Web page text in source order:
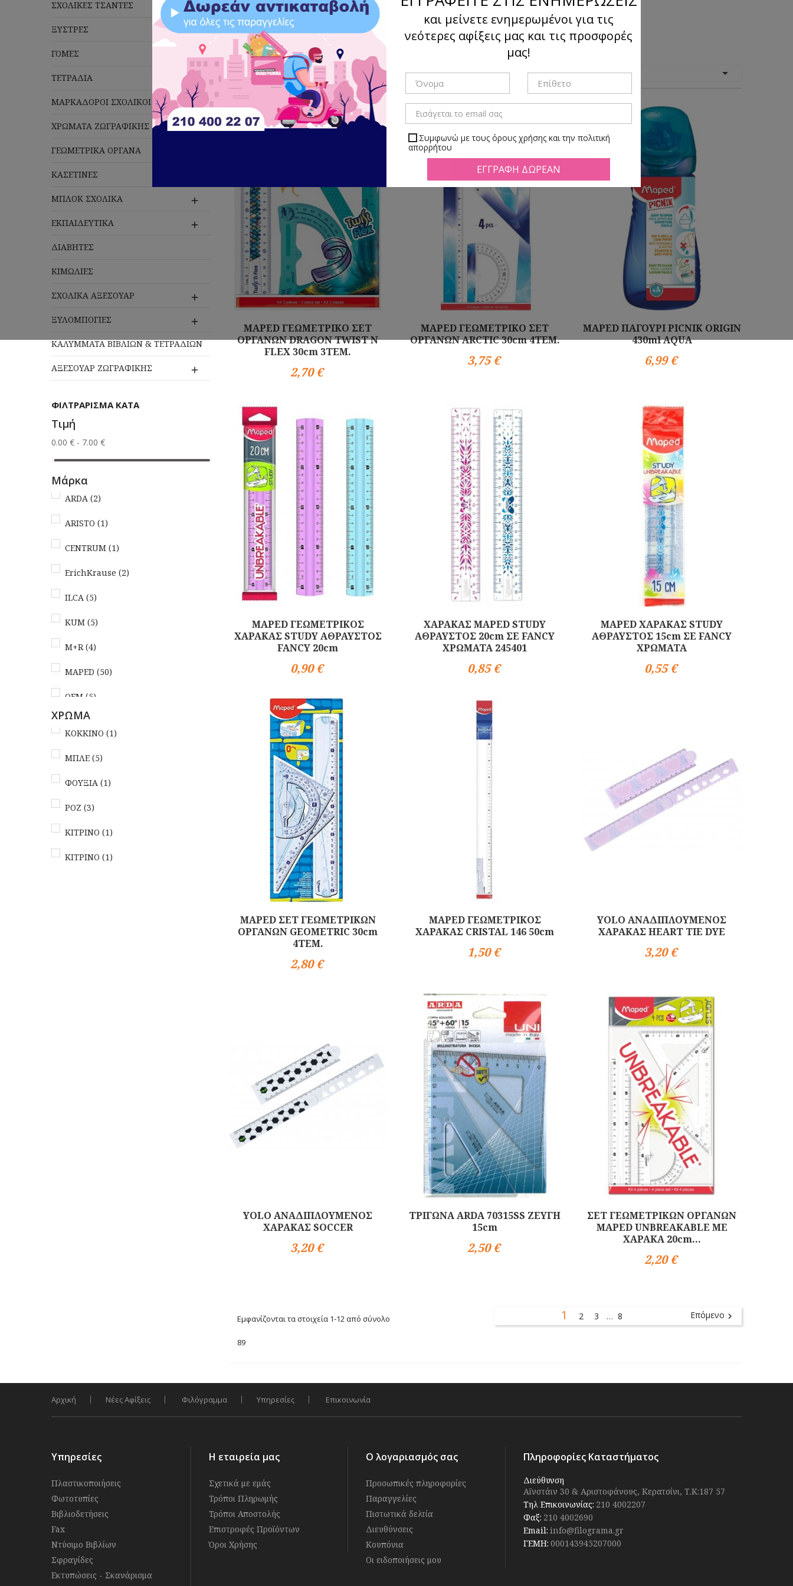
ΣΧΟΛΙΚΕΣ ΤΣΑΝΤΕΣ 
ΞΥΣΤΡΕΣ 
ΓΟΜΕΣ 
ΤΕΤΡΑΔΙΑ 
ΜΑΡΚΑΔΟΡΟΙ ΣΧΟΛΙΚΟΙ 
ΧΡΩΜΑΤΑ ΖΩΓΡΑΦΙΚΗΣ 
ΓΕΩΜΕΤΡΙΚΑ ΟΡΓΑΝΑ
ΚΑΣΕΤΙΝΕΣ
ΜΠΛΟΚ ΣΧΟΛΙΚΑ 
ΕΚΠΑΙΔΕΥΤΙΚΑ 
ΔΙΑΒΗΤΕΣ
ΚΙΜΩΛΙΕΣ
ΣΧΟΛΙΚΑ ΑΞΕΣΟΥΑΡ 
ΞΥΛΟΜΠΟΓΙΕΣ 
ΚΑΛΥΜΜΑΤΑ ΒΙΒΛΙΩΝ & ΤΕΤΡΑΔΙΩΝ
ΑΞΕΣΟΥΑΡ ΖΩΓΡΑΦΙΚΗΣ 
ΦΙΛΤΡΆΡΙΣΜΑ ΚΑΤΆ
Τιμή
0.00 € - 7.00 €
Μάρκα
ARDA (2)
ARISTO (1)
CENTRUM (1)
ErichKrause (2)
ILCA (5)
KUM (5)
M+R (4)
MAPED (50)
OEM (5)
PELIKAN
ΧΡΩΜΑ
ΚΟΚΚΙΝΟ (1)
ΜΠΛΕ (5)
ΦΟΥΞΙΑ (1)
ΡΟΖ (3)
ΚΙΤΡΙΝΟ (1)
KITΡΙΝΟ (1)
Πλέγμα Λίστα Υπάρχουν 89 προϊόντα.
κατά:

MAPED ΓΕΩΜΕΤΡΙΚΟ ΣΕΤ
ΟΡΓΑΝΩΝ DRAGON TWIST N
FLEX 30cm 3TEM.
2,70 €
MAPED ΓΕΩΜΕΤΡΙΚΟ ΣΕΤ
ΟΡΓΑΝΩΝ ARCTIC 30cm 4TEM.
3,75 €
MAPED ΠΑΓΟΥΡΙ PICNIK ORIGIN
430ml AQUA
6,99 €
MAPED ΓΕΩΜΕΤΡΙΚΟΣ
ΧΑΡΑΚΑΣ STUDY ΑΘΡΑΥΣΤΟΣ
FANCY 20cm
0,90 €
ΧΑΡΑΚΑΣ MAPED STUDY
ΑΘΡΑΥΣΤΟΣ 20cm ΣΕ FANCY
ΧΡΩΜΑΤΑ 245401
0,85 €
MAPED ΧΑΡΑΚΑΣ STUDY
ΑΘΡΑΥΣΤΟΣ 15cm ΣΕ FANCY
ΧΡΩΜΑΤΑ
0,55 €
MAPED ΣΕΤ ΓΕΩΜΕΤΡΙΚΩΝ
ΟΡΓΑΝΩΝ GEOMETRIC 30cm
4ΤΕΜ.
2,80 €
MAPED ΓΕΩΜΕΤΡΙΚΟΣ
ΧΑΡΑΚΑΣ CRISTAL 146 50cm
1,50 €
YOLO ΑΝΑΔΙΠΛΟΥΜΕΝΟΣ
ΧΑΡΑΚΑΣ HEART TIE DYE
3,20 €
YOLO ΑΝΑΔΙΠΛΟΥΜΕΝΟΣ
ΧΑΡΑΚΑΣ SOCCER
3,20 €
ΤΡΙΓΩΝΑ ARDA 70315SS ΖΕΥΓΗ
15cm
2,50 €
ΣΕΤ ΓΕΩΜΕΤΡΙΚΩΝ ΟΡΓΑΝΩΝ
MAPED UNBREAKABLE ΜΕ
ΧΑΡΑΚΑ 20cm...
2,20 €
Εμφανίζονται τα στοιχεία 1-12 από σύνολο
89
1 2 3 … 8 Επόμενο 
Αρχική Νέες Αφίξεις Φιλόγραμμα Υπηρεσίες Επικοινωνία
Υπηρεσίες
Πλαστικοποιήσεις
Φωτοτυπίες
Βιβλιοδετήσεις
Fax
Ντύσιμο Βιβλίων
Σφραγίδες
Εκτυπώσεις - Σκανάρισμα
Η εταιρεία μας
Σχετικά με εμάς
Τρόποι Πληρωμής
Τρόποι Αποστολής
Επιστροφές Προϊόντων
Όροι Χρήσης
Ο λογαριασμός σας
Προσωπικές πληροφορίες
Παραγγελίες
Πιστωτικά δελτία
Διευθύνσεις
Κουπόνια
Οι ειδοποιήσεις μου
Πληροφορίες Καταστήματος
Διεύθυνση
Αϊνστάιν 30 & Αριστοφάνους, Κερατσίνι, Τ.Κ:187 57
Τηλ Επικοινωνίας: 210 4002207
Φαξ: 210 4002690
Email: info@filograma.gr
ΓΕΜΗ: 000143945207000
και μείνετε ενημερωμένοι για τις
νεότερες αφίξεις μας και τις προσφορές
μας!
Συμφωνώ με τους όρους χρήσης και την πολιτική
απορρήτου
Μπορείτε να απεγραφείτε ανά πάσα ώρα και στιγμή